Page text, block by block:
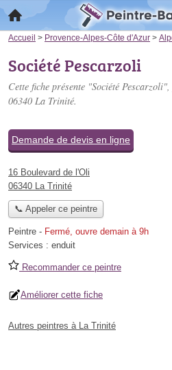
Accueil > Provence-Alpes-Côte d'Azur >
Société Pescarzoli
Cette fiche présente "Société
06340 La Trinité.
Demande de devis en ligne
16 Boulevard de l'Oli
06340 La Trinité
📞 Appeler ce peintre
Peintre - Fermé, ouvre demain à 9h
Services : enduit
Recommander ce peintre
Améliorer cette fiche
Autres peintres à La Trinité